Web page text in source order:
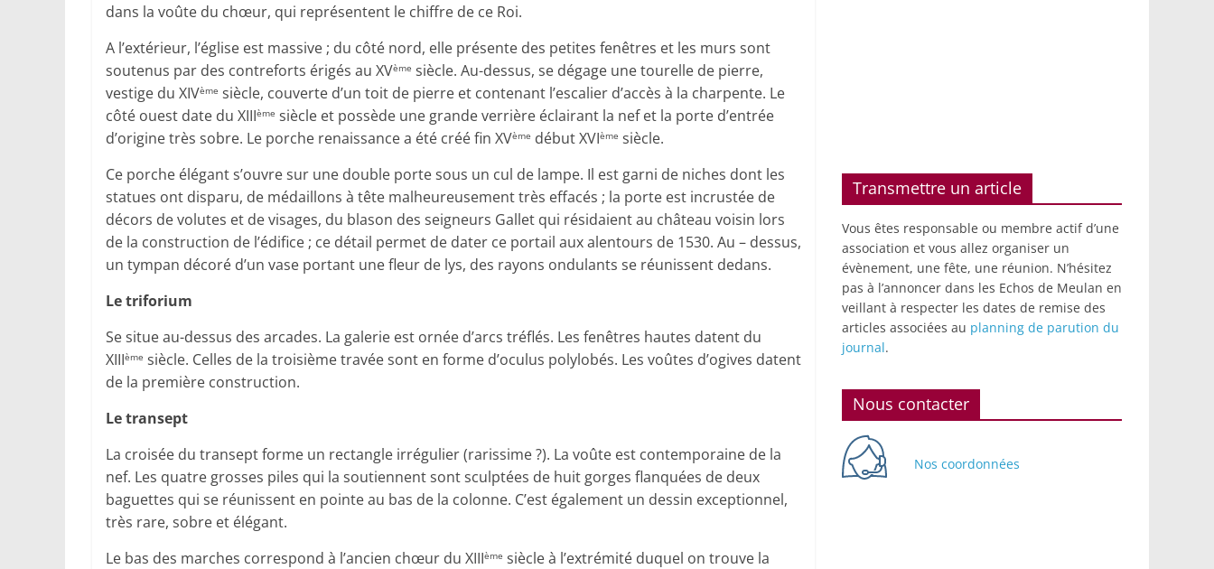
dans la voûte du chœur, qui représentent le chiffre de ce Roi.
A l’extérieur, l’église est massive ; du côté nord, elle présente des petites fenêtres et les murs sont
soutenus par des contreforts érigés au XVème siècle. Au-dessus, se dégage une tourelle de pierre,
vestige du XIVème siècle, couverte d’un toit de pierre et contenant l’escalier d’accès à la charpente. Le
côté ouest date du XIIIème siècle et possède une grande verrière éclairant la nef et la porte d’entrée
d’origine très sobre. Le porche renaissance a été créé fin XVème début XVIème siècle.
Ce porche élégant s’ouvre sur une double porte sous un cul de lampe. Il est garni de niches dont les
statues ont disparu, de médaillons à tête malheureusement très effacés ; la porte est incrustée de
décors de volutes et de visages, du blason des seigneurs Gallet qui résidaient au château voisin lors
de la construction de l’édifice ; ce détail permet de dater ce portail aux alentours de 1530. Au – dessus,
un tympan décoré d’un vase portant une fleur de lys, des rayons ondulants se réunissent dedans.
Le triforium
Se situe au-dessus des arcades. La galerie est ornée d’arcs tréflés. Les fenêtres hautes datent du
XIIIème siècle. Celles de la troisième travée sont en forme d’oculus polylobés. Les voûtes d’ogives datent
de la première construction.
Le transept
La croisée du transept forme un rectangle irrégulier (rarissime ?). La voûte est contemporaine de la
nef. Les quatre grosses piles qui la soutiennent sont sculptées de huit gorges flanquées de deux
baguettes qui se réunissent en pointe au bas de la colonne. C’est également un dessin exceptionnel,
très rare, sobre et élégant.
Le bas des marches correspond à l’ancien chœur du XIIIème siècle à l’extrémité duquel on trouve la
Transmettre un article
Vous êtes responsable ou membre actif d’une
association et vous allez organiser un
évènement, une fête, une réunion. N’hésitez
pas à l’annoncer dans les Echos de Meulan en
veillant à respecter les dates de remise des
articles associées au planning de parution du
journal.
Nous contacter
Nos coordonnées